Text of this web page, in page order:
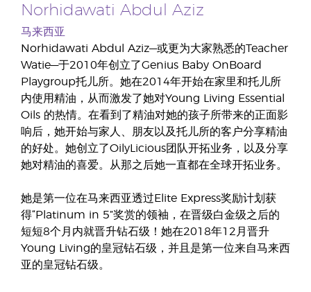
Norhidawati Abdul Aziz
马来西亚
Norhidawati Abdul Aziz—或更为大家熟悉的Teacher
Watie—于2010年创立了Genius Baby OnBoard
Playgroup托儿所。她在2014年开始在家里和托儿所
内使用精油，从而激发了她对Young Living Essential
Oils 的热情。在看到了精油对她的孩子所带来的正面影
响后，她开始与家人、朋友以及托儿所的客户分享精油
的好处。她创立了OilyLicious团队开拓业务，以及分享
她对精油的喜爱。从那之后她一直都在全球开拓业务。
她是第一位在马来西亚透过Elite Express奖励计划获
得“Platinum in 5”奖赏的领袖，在晋级白金级之后的
短短8个月内就晋升钻石级！她在2018年12月晋升
Young Living的皇冠钻石级，并且是第一位来自马来西
亚的皇冠钻石级。